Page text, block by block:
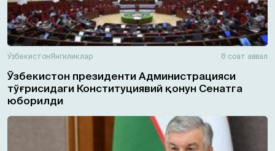
ЎзбекистонЯнгиликлар 8 соат аввал
Ўзбекистон президенти Администрацияси
тўғрисидаги Конституциявий қонун Сенатга
юборилди